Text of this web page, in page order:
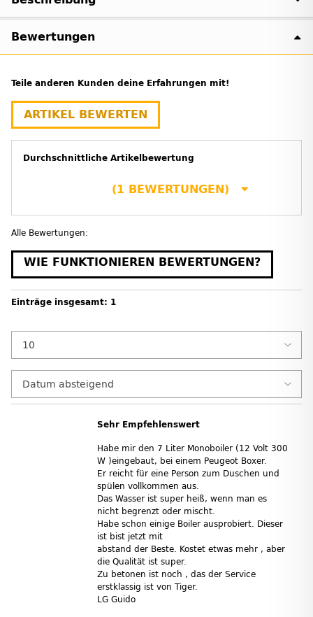
Bewertungen
Durchschnittliche Artikelbewertung
(1 BEWERTUNGEN)
Teile anderen Kunden deine Erfahrungen mit!
ARTIKEL BEWERTEN
Alle Bewertungen:
WIE FUNKTIONIEREN BEWERTUNGEN?
Einträge insgesamt: 1
Sehr Empfehlenswert
Habe mir den 7 Liter Monoboiler (12 Volt 300
W )eingebaut, bei einem Peugeot Boxer.
Er reicht für eine Person zum Duschen und
spülen vollkommen aus.
Das Wasser ist super heiß, wenn man es
nicht begrenzt oder mischt.
Habe schon einige Boiler ausprobiert. Dieser
ist bist jetzt mit
abstand der Beste. Kostet etwas mehr , aber
die Qualität ist super.
Zu betonen ist noch , das der Service
erstklassig ist von Tiger.
LG Guido